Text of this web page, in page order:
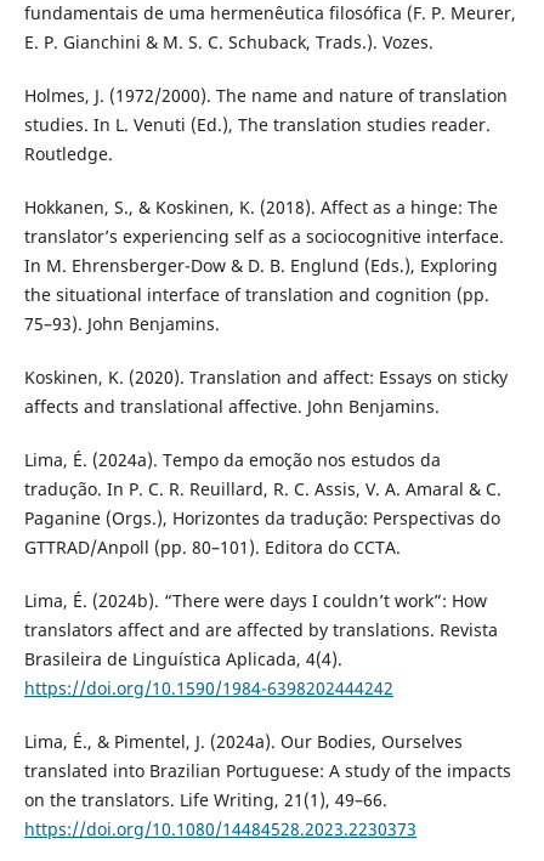
fundamentais de uma hermenêutica filosófica (F. P. Meurer,
E. P. Gianchini & M. S. C. Schuback, Trads.). Vozes.
Holmes, J. (1972/2000). The name and nature of translation
studies. In L. Venuti (Ed.), The translation studies reader.
Routledge.
Hokkanen, S., & Koskinen, K. (2018). Affect as a hinge: The
translator’s experiencing self as a sociocognitive interface.
In M. Ehrensberger-Dow & D. B. Englund (Eds.), Exploring
the situational interface of translation and cognition (pp.
75–93). John Benjamins.
Koskinen, K. (2020). Translation and affect: Essays on sticky
affects and translational affective. John Benjamins.
Lima, É. (2024a). Tempo da emoção nos estudos da
tradução. In P. C. R. Reuillard, R. C. Assis, V. A. Amaral & C.
Paganine (Orgs.), Horizontes da tradução: Perspectivas do
GTTRAD/Anpoll (pp. 80–101). Editora do CCTA.
Lima, É. (2024b). “There were days I couldn’t work”: How
translators affect and are affected by translations. Revista
Brasileira de Linguística Aplicada, 4(4).
https://doi.org/10.1590/1984-6398202444242
Lima, É., & Pimentel, J. (2024a). Our Bodies, Ourselves
translated into Brazilian Portuguese: A study of the impacts
on the translators. Life Writing, 21(1), 49–66.
https://doi.org/10.1080/14484528.2023.2230373